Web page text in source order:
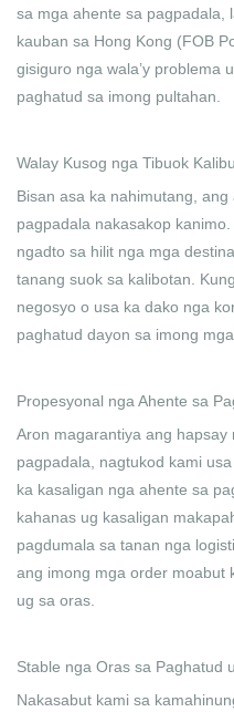
sa mga ahente sa pagpadala,
kauban sa Hong Kong (FOB
gisiguro nga wala’y problema
paghatud sa imong pultahan.
Walay Kusog nga Tibuok
Bisan asa ka nahimutang,
pagpadala nakasakop
ngadto sa hilit nga mga
tanang suok sa kalibotan.
negosyo o usa ka dako nga
paghatud dayon sa imong
Propesyonal nga Ahente sa
Aron magarantiya ang
pagpadala, nagtukod kami
ka kasaligan nga ahente sa
kahanas ug kasaligan
pagdumala sa tanan nga
ang imong mga order moabut
ug sa oras.
Stable nga Oras sa Paghatud
Nakasabut kami sa